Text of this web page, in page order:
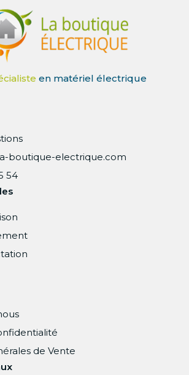
boutique-electrique.com
54
de Vente